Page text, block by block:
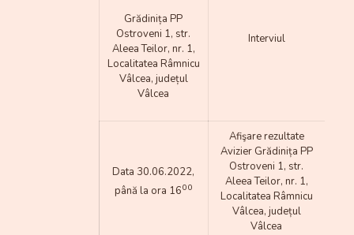
Grădinița PP
Ostroveni 1, str.
Aleea Teilor, nr. 1,
Localitatea Râmnicu
Vâlcea, județul
Vâlcea
Interviul
Data 30.06.2022,
până la ora 1600
Afişare rezultate
Avizier Grădinița PP
Ostroveni 1, str.
Aleea Teilor, nr. 1,
Localitatea Râmnicu
Vâlcea, județul
Vâlcea